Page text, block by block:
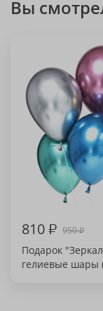
Вы
810₽ 950₽
Подарок
гелиевые шары